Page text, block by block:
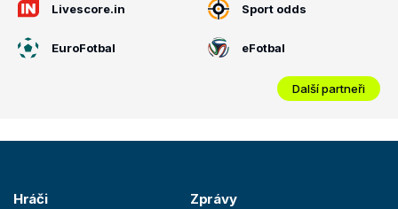
Livescore.in Sport odds
EuroFotbal eFotbal
Další partneři
Hráči Zprávy